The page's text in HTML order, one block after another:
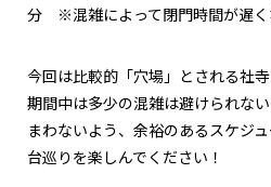
分 ※混雑によって閉門時間が遅く
今回は比較的「穴場」とされる社
期間中は多少の混雑は避けられな
まわないよう、余裕のあるスケジ
台巡りを楽しんでください！